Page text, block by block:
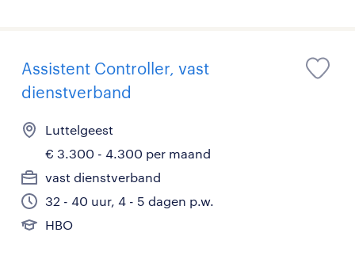
Assistent Controller, vast
dienstverband
Luttelgeest
€ 3.300 - 4.300 per maand
vast dienstverband
32 - 40 uur, 4 - 5 dagen p.w.
HBO